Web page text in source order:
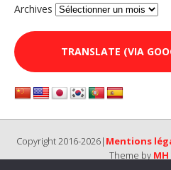
Archives
TRANSLATE (VIA
Copyright 2016-2026| Mentions
Theme by